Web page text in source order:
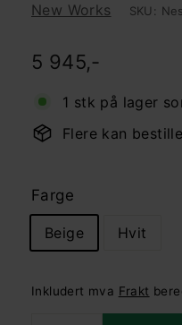
New Works SKU:
Pris
Ordinær
5 945,-
1 stk på lager
Flere kan
Farge
Beige Hvit
Inkludert mva Frakt